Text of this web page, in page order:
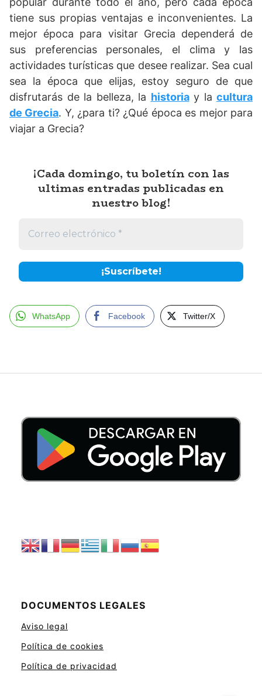
tiene sus propias ventajas e inconvenientes. La
mejor época para visitar Grecia dependerá de
sus preferencias personales, el clima y las
actividades turísticas que desee realizar. Sea cual
sea la época que elijas, estoy seguro de que
disfrutarás de la belleza, la historiay la cultura
de Grecia. Y, ¿para ti? ¿Qué época es mejor para
viajar a Grecia?
¡Cada domingo, tu boletín con las
ultimas entradas publicadas en
nuestro blog!
WhatsApp Facebook Twitter/X
DOCUMENTOS LEGALES
Aviso legal
Política de cookies
Política de privacidad